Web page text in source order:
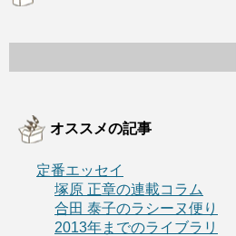
オススメの記事
定番エッセイ
塚原 正章の連載コラム
合田 泰子のラシーヌ便り
2013年までのライブラリ